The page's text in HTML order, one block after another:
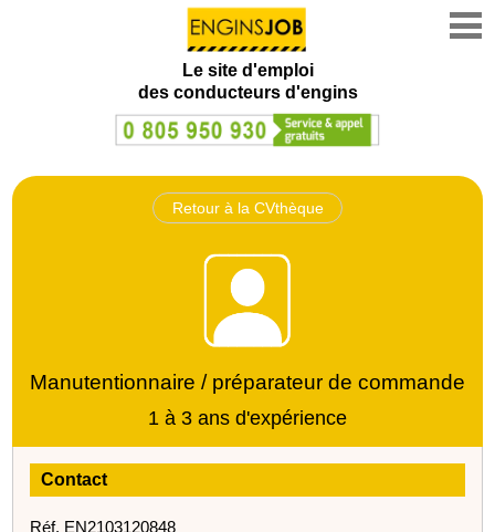
Le site d'emploi
des conducteurs d'engins
Retour à la CVthèque
Manutentionnaire / préparateur de commande
1 à 3 ans d'expérience
Contact
Réf. EN2103120848